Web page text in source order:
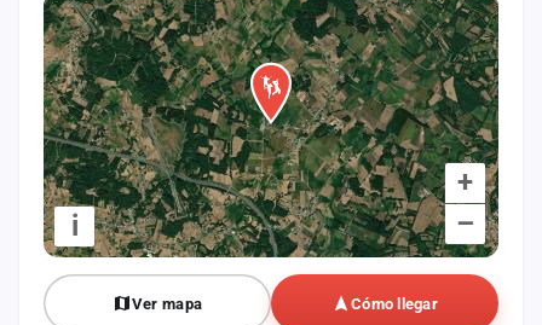
+
–
i
Ver mapa Cómo llegar